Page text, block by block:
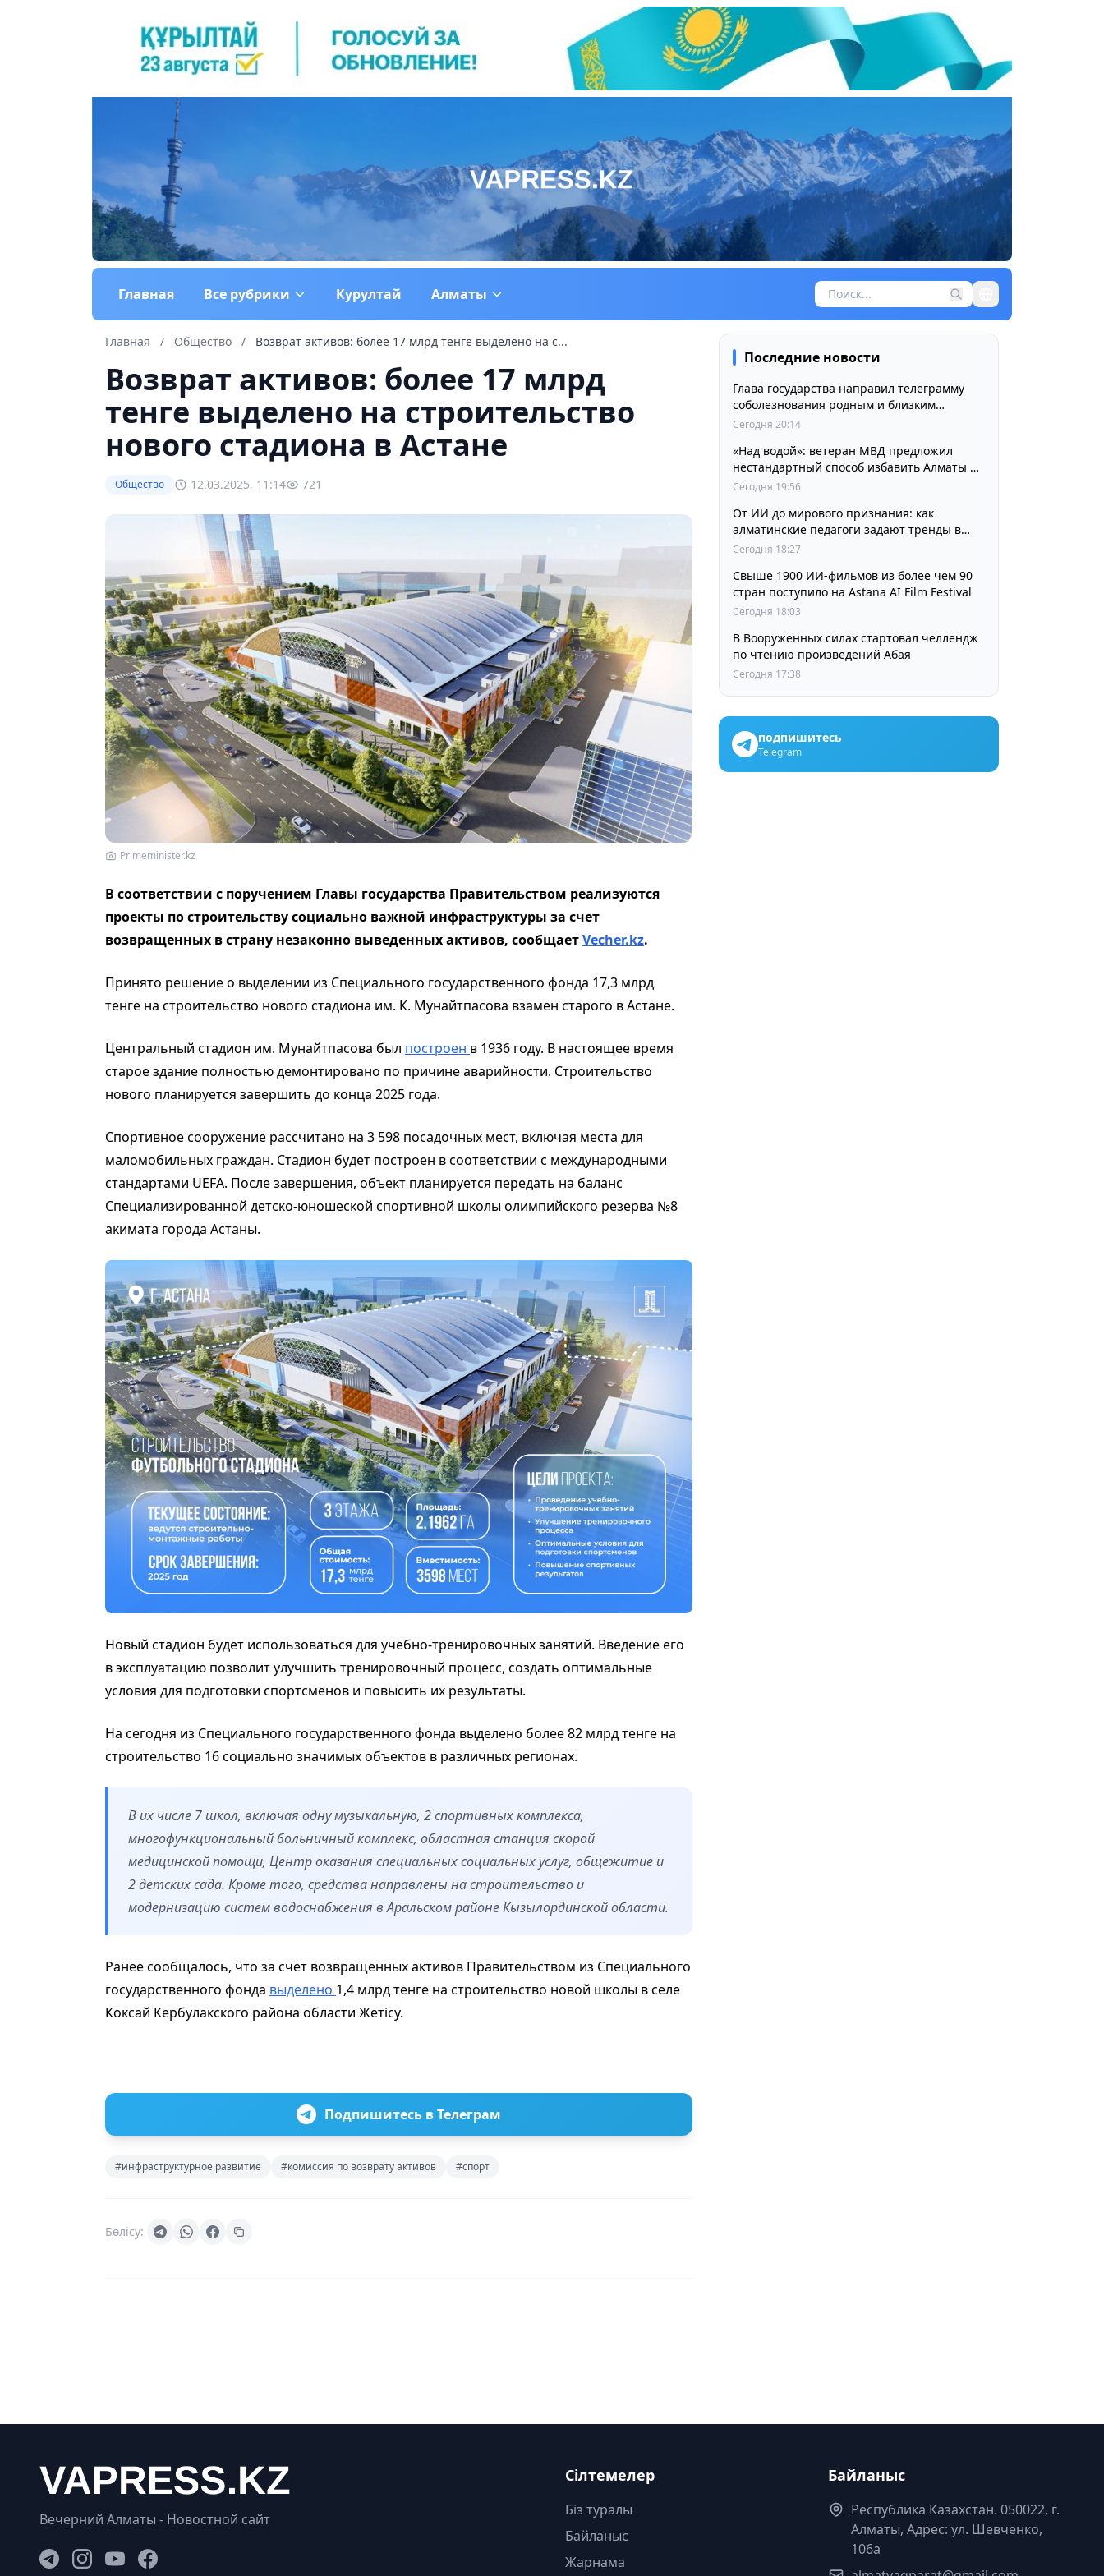
Главная Все рубрики Курултай Алматы
Главная / Общество / Возврат активов: более 17 млрд тенге выделено на с...
Возврат активов: более 17 млрд
тенге выделено на строительство
нового стадиона в Астане
Общество 12.03.2025, 11:14 721
Primeminister.kz
В соответствии с поручением Главы государства Правительством реализуются
проекты по строительству социально важной инфраструктуры за счет
возвращенных в страну незаконно выведенных активов, сообщаетVecher.kz.
Принято решение о выделении из Специального государственного фонда 17,3 млрд
тенге на строительство нового стадиона им. К. Мунайтпасова взамен старого в Астане.
Центральный стадион им. Мунайтпасова был построен в 1936 году. В настоящее время
старое здание полностью демонтировано по причине аварийности. Строительство
нового планируется завершить до конца 2025 года.
Спортивное сооружение рассчитано на 3 598 посадочных мест, включая места для
маломобильных граждан. Стадион будет построен в соответствии с международными
стандартами UEFA. После завершения, объект планируется передать на баланс
Специализированной детско-юношеской спортивной школы олимпийского резерва №8
акимата города Астаны.
Новый стадион будет использоваться для учебно-тренировочных занятий. Введение его
в эксплуатацию позволит улучшить тренировочный процесс, создать оптимальные
условия для подготовки спортсменов и повысить их результаты.
На сегодня из Специального государственного фонда выделено более 82 млрд тенге на
строительство 16 социально значимых объектов в различных регионах.
В их числе 7 школ, включая одну музыкальную, 2 спортивных комплекса,
многофункциональный больничный комплекс, областная станция скорой
медицинской помощи, Центр оказания специальных социальных услуг, общежитие и
2 детских сада. Кроме того, средства направлены на строительство и
модернизацию систем водоснабжения в Аральском районе Кызылординской области.
Ранее сообщалось, что за счет возвращенных активов Правительством из Специального
государственного фонда выделено 1,4 млрд тенге на строительство новой школы в селе
Коксай Кербулакского района области Жетісу.
Подпишитесь в Телеграм
#инфраструктурное развитие #комиссия по возврату активов #спорт
Бөлісу:
Последние новости
Глава государства направил телеграмму
соболезнования родным и близким
выдающегося кинорежиссера Ардака
Сегодня 20:14
«Над водой»: ветеран МВД предложил
нестандартный способ избавить Алматы от
пробок и смога
Сегодня 19:56
От ИИ до мирового признания: как
алматинские педагоги задают тренды в
изучении языков
Сегодня 18:27
Свыше 1900 ИИ-фильмов из более чем 90
стран поступило на Astana AI Film Festival
Сегодня 18:03
В Вооруженных силах стартовал челлендж
по чтению произведений Абая
Сегодня 17:38
подпишитесь
Telegram
Вечерний Алматы - Новостной сайт
Сілтемелер
Біз туралы
Байланыс
Жарнама
Байланыс
Республика Казахстан. 050022, г.
Алматы, Адрес: ул. Шевченко,
106а